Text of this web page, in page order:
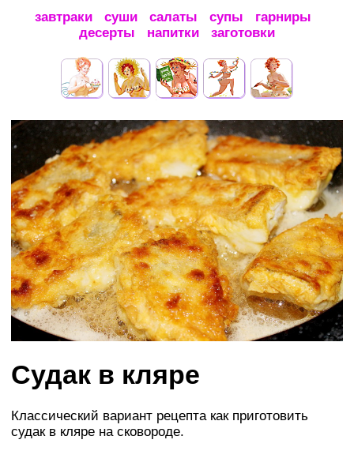
завтраки суши салаты супы
гарниры
десерты
напитки заготовки
Судак в кляре
Классический вариант рецепта как приготовить
судак в кляре на сковороде.